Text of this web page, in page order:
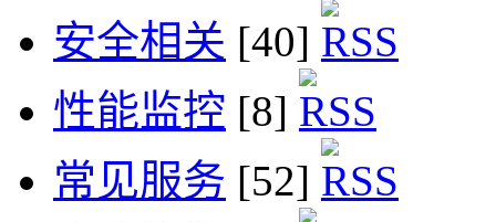
安全相关 [40]
性能监控 [8]
常见服务 [52]